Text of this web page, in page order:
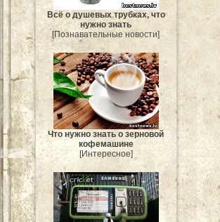
Всё о душевых трубках, что
нужно знать
[Познавательные новости]
Что нужно знать о зерновой
кофемашине
[Интересное]